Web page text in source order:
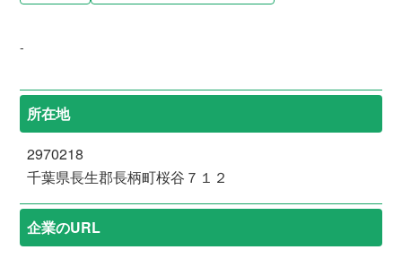
-
所在地
2970218
千葉県長生郡長柄町桜谷７１２
企業のURL